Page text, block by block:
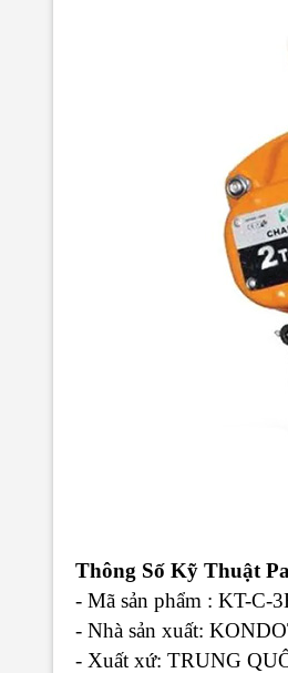
Thông Số Kỹ Thuật
- Mã sản phẩm : KT-C-
- Nhà sản xuất:
- Xuất xứ: TRUNG